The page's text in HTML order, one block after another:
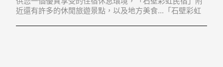
近還有許多的休閒旅遊景點，以及地方美食...「石壁彩虹